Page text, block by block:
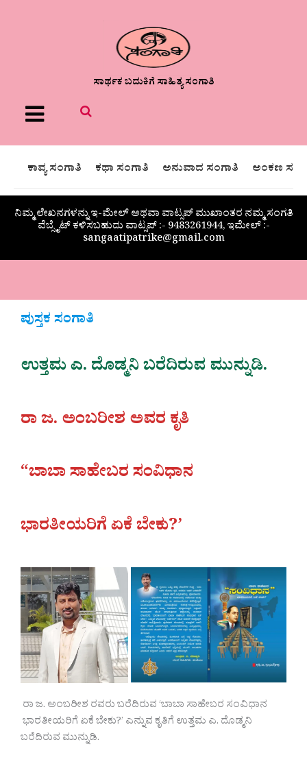
ಸಾರ್ಥಕ ಬದುಕಿಗೆ ಸಾಹಿತ್ಯ ಸಂಗಾತಿ
Menu
ಕಾವ್ಯ ಸಂಗಾತಿ ಕಥಾ ಸಂಗಾತಿ ಅನುವಾದ ಸಂಗಾತಿ ಅಂಕಣ
ನಿಮ್ಮ ಲೇಖನಗಳನ್ನು ಇ-ಮೇಲ್ ಅಥವಾ ವಾಟ್ಸಪ್ ಮುಖಾಂತರ ನಮ್ಮ ಸಂಗತಿ
ವೆಬ್ಸೈಟ್ ಕಳಿಸಬಹುದು ವಾಟ್ಸಪ್‌ :- 9483261944, ಇಮೇಲ್ :-
sangaatipatrike@gmail.com
ಪುಸ್ತಕ ಸಂಗಾತಿ
ಉತ್ತಮ ಎ. ದೊಡ್ಮನಿ ಬರೆದಿರುವ ಮುನ್ನುಡಿ.
ರಾ ಜ. ಅಂಬರೀಶ ಅವರ ಕೃತಿ
“ಬಾಬಾ ಸಾಹೇಬರ ಸಂವಿಧಾನ
ಭಾರತೀಯರಿಗೆ ಏಕೆ ಬೇಕು?’
ರಾ ಜ. ಅಂಬರೀಶ ರವರು ಬರೆದಿರುವ ‘ಬಾಬಾ ಸಾಹೇಬರ ಸಂವಿಧಾನ
ಭಾರತೀಯರಿಗೆ ಏಕೆ ಬೇಕು?’ ಎನ್ನುವ ಕೃತಿಗೆ ಉತ್ತಮ ಎ. ದೊಡ್ಮನಿ
ಬರೆದಿರುವ ಮುನ್ನುಡಿ.